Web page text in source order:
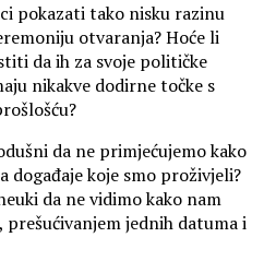
pokazati tako nisku razinu
otvaranja? Hoće li
da ih za svoje političke
nikakve dodirne točke s
da ne primjećujemo kako
događaje koje smo proživjeli?
da ne vidimo kako nam
prešućivanjem jednih datuma i